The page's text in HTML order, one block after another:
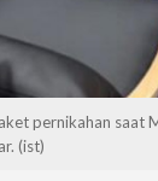
pernikahan
(ist)